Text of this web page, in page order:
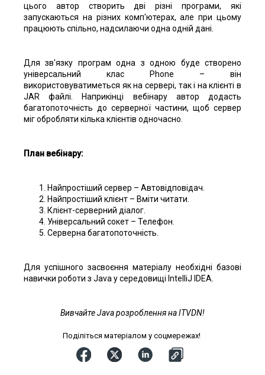
цього автор створить дві різні програми, які
запускаються на різних комп'ютерах, але при цьому
працюють спільно, надсилаючи одна одній дані.
Для зв'язку програм одна з одною буде створено
універсальний клас Phone – він
використовуватиметься як на сервері, так і на клієнті в
JAR файлі. Наприкінці вебінару автор додасть
багатопоточність до серверної частини, щоб сервер
міг обробляти кілька клієнтів одночасно.
План вебінару:
Найпростіший сервер – Автовідповідач.
Найпростіший клієнт – Вміти читати.
Клієнт-серверний діалог.
Універсальний сокет – Телефон.
Серверна багатопоточність.
Для успішного засвоєння матеріалу необхідні базові
навички роботи з Java у середовищі IntelliJ IDEA.
Вивчайте Java розроблення на ITVDN!
Поділіться матеріалом у соцмережах!